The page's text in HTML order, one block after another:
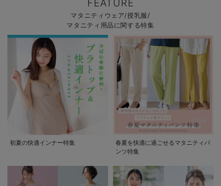
FEATURE
マタニティウェア/授乳服/
マタニティ用品に関する特集
初夏の快適インナー特集
春夏を快適に過ごせるマタニティパ
ンツ特集